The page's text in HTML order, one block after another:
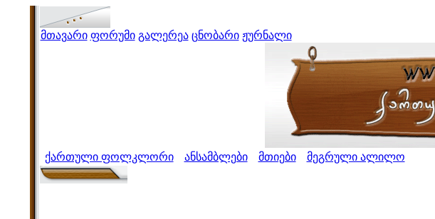
მთავარი ფორუმი გალერეა ცნობარი ჟურნალი
ქართული ფოლკლორი ანსამბლები მთიები მეგრული ალილო